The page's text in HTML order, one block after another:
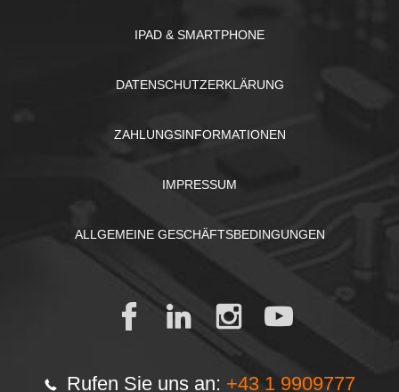
IPAD & SMARTPHONE
DATENSCHUTZERKLÄRUNG
ZAHLUNGSINFORMATIONEN
IMPRESSUM
ALLGEMEINE GESCHÄFTSBEDINGUNGEN
Rufen Sie uns an: +43 1 9909777